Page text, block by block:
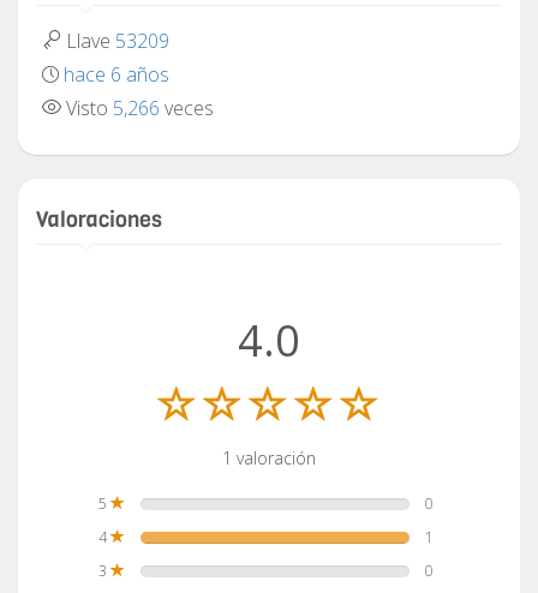
Llave 53209
hace 6 años
Visto 5,266 veces
Valoraciones
4.0
1 valoración
5
0
4
1
3
0